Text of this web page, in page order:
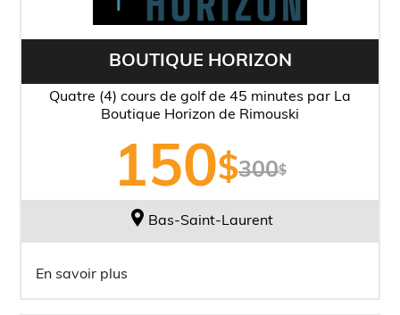
BOUTIQUE HORIZON
Quatre (4) cours de golf de 45 minutes par La
Boutique Horizon de Rimouski
150 300
Bas-Saint-Laurent
Le
Le
En savoir plus